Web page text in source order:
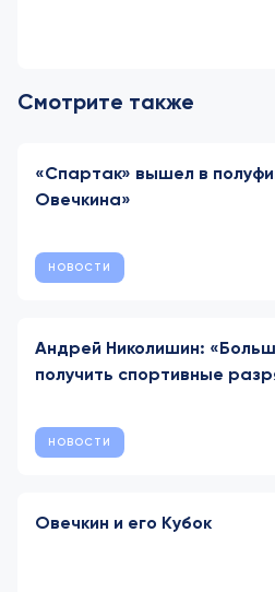
Смотрите также
«Спартак» вышел в
Овечкина»
НОВОСТИ
Андрей Николишин:
получить спортивные
НОВОСТИ
Овечкин и его Кубок